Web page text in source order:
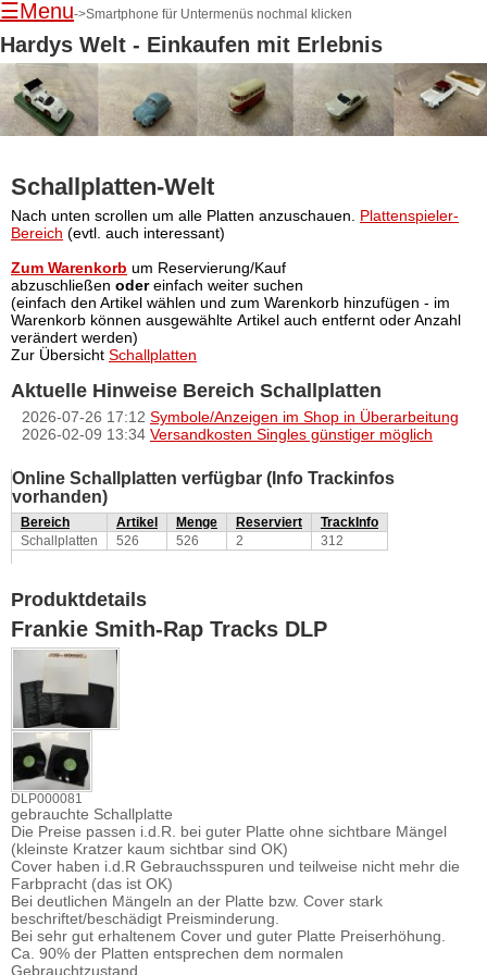
☰Menu->Smartphone für Untermenüs nochmal klicken
Hardys Welt - Einkaufen mit Erlebnis
Schallplatten-Welt
Nach unten scrollen um alle Platten anzuschauen. Plattenspieler-
Bereich (evtl. auch interessant)
Zum Warenkorb um Reservierung/Kauf
abzuschließen odereinfach weiter suchen
(einfach den Artikel wählen und zum Warenkorb hinzufügen - im
Warenkorb können ausgewählte Artikel auch entfernt oder Anzahl
verändert werden)
Zur Übersicht Schallplatten
Aktuelle Hinweise Bereich Schallplatten
2026-07-26 17:12 Symbole/Anzeigen im Shop in Überarbeitung
2026-02-09 13:34 Versandkosten Singles günstiger möglich
Online Schallplatten verfügbar (Info Trackinfos
vorhanden)
Bereich Artikel Menge Reserviert
TrackInfo
Schallplatten
526 526 2 312
Produktdetails
Frankie Smith-Rap Tracks DLP
DLP000081
gebrauchte Schallplatte
Die Preise passen i.d.R. bei guter Platte ohne sichtbare Mängel
(kleinste Kratzer kaum sichtbar sind OK)
Cover haben i.d.R Gebrauchsspuren und teilweise nicht mehr die
Farbpracht (das ist OK)
Bei deutlichen Mängeln an der Platte bzw. Cover stark
beschriftet/beschädigt Preisminderung.
Bei sehr gut erhaltenem Cover und guter Platte Preiserhöhung.
Ca. 90% der Platten entsprechen dem normalen
Gebrauchtzustand.
Navigation
überspringen